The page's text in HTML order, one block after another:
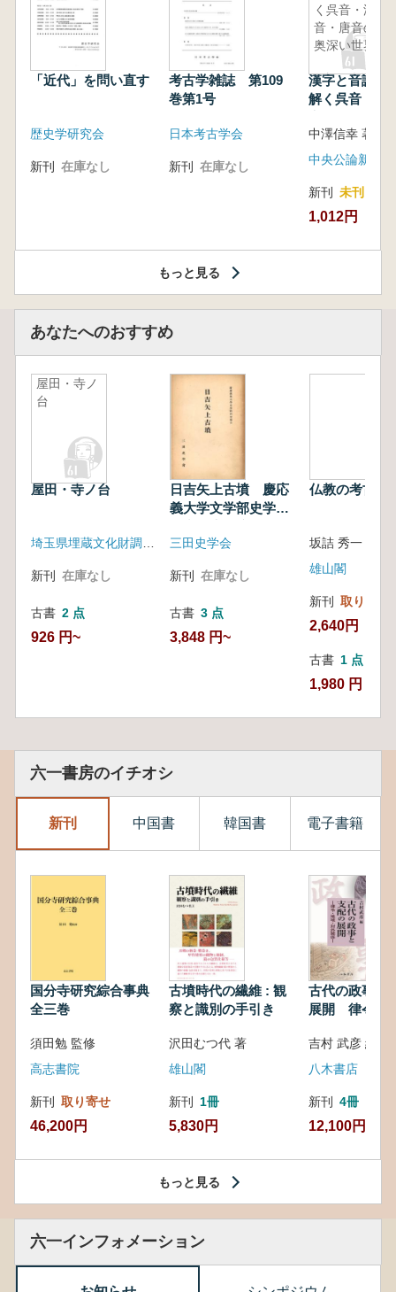
「近代」を問い直す
歴史学研究会
新刊 在庫なし
考古学雑誌 第109
巻第1号
日本考古学会
新刊 在庫なし
く呉音・漢
音・唐音の
奥深い世界
漢字と音読み
解く呉音・漢
中澤信幸 著
中央公論新社
新刊 未刊
1,012円
もっと見る
あなたへのおすすめ
屋田・寺ノ
台
屋田・寺ノ台
新刊 在庫なし
古書 2 点
926 円~
日吉矢上古墳 慶応
義大学文学部史学科
三田史学会
新刊 在庫なし
古書 3 点
3,848 円~
仏教の考古
坂詰 秀一 著
雄山閣
新刊 取り寄せ
2,640円
古書 1 点
1,980 円
六一書房のイチオシ
新刊 中国書 韓国書 電子書籍
国分寺研究綜合事典
全三巻
須田勉 監修
高志書院
新刊 取り寄せ
46,200円
古墳時代の繊維 : 観
察と識別の手引き
沢田むつ代 著
雄山閣
新刊 1冊
5,830円
古代の政事と
展開 律令・
吉村 武彦 編集
八木書店
新刊 4冊
12,100円
もっと見る
六一インフォメーション